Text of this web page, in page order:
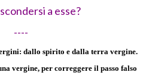
a esse?
----
dallo spirito e dalla terra vergine.
vergine, per correggere il passo falso